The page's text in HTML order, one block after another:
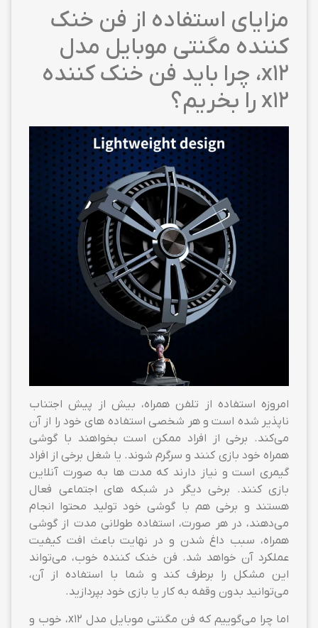
مزایای استفاده از فن خنک
کننده مگنتی موبایل مدل
x12، چرا باید فن خنک کننده
x12 را بخریم؟
امروزه استفاده از تلفن همراه، بیش از پیش اجتناب
ناپذیر شده است و هر شخصی استفاده های خود را از آن
می‌کند. برخی از افراد ممکن است بخواهند با گوشی
همراه خود بازی کنند و سرگرم شوند. یا شغل برخی از افراد
گیمری است و نیاز دارند که مدت ها به صورت آنلاین
بازی کنند. برخی دیگر در شبکه های اجتماعی فعال
هستند و برخی هم با گوشی خود تولید محتوا انجام
می‌دهند، در هر صورت، استفاده طولانی مدت از گوشی
همراه، سبب داغ شدن و در نهایت باعث افت کیفیت
عملکرد آن خواهد شد. فن خنک کننده خوب، می‌تواند
این مشکل را برطرف کند و شما با استفاده از آن،
می‌توانید بدون وقفه به کار یا بازی خود بپردازید.
اما چرا می‌گوییم که فن مگنتی موبایل مدل x12، خوب و